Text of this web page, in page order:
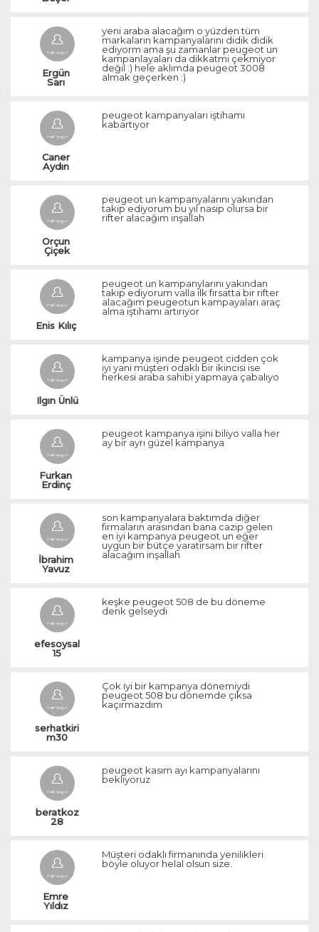
Ergün
Sarı
yeni araba alacağım o yüzden tüm
markaların kampanyalarını didik didik
ediyorm ama şu zamanlar peugeot un
kampanlayaları da dikkatmi çekmiyor
değil :) hele aklımda peugeot 3008
almak geçerken :)
Caner
Aydın
peugeot kampanyaları iştihamı
kabartıyor
Orçun
Çiçek
peugeot un kampanyalarını yakından
takip ediyorum bu yıl nasip olursa bir
rifter alacağım inşallah
Enis Kılıç
peugeot un kampanylarını yakından
takip ediyorum valla ilk fırsatta bir rifter
alacağım peugeotun kampayaları araç
alma iştihamı artırıyor
Ilgın Ünlü
kampanya işinde peugeot cidden çok
iyi yani müşteri odaklı bir ikincisi ise
herkesi araba sahibi yapmaya çabalıyo
Furkan
Erdinç
peugeot kampanya işini biliyo valla her
ay bir ayrı güzel kampanya
İbrahim
Yavuz
son kampanyalara baktımda diğer
firmaların arasından bana cazip gelen
en iyi kampanya peugeot un eğer
uygun bir bütçe yaratırsam bir rifter
alacağım inşallah
efesoysal
15
keşke peugeot 508 de bu döneme
denk gelseydi
serhatkiri
m30
Çok iyi bir kampanya dönemiydi
peugeot 508 bu dönemde çıksa
kaçırmazdım
beratkoz
28
peugeot kasım ayı kampanyalarını
bekliyoruz
Emre
Yıldız
Müşteri odaklı firmanında yenilikleri
böyle oluyor helal olsun size.